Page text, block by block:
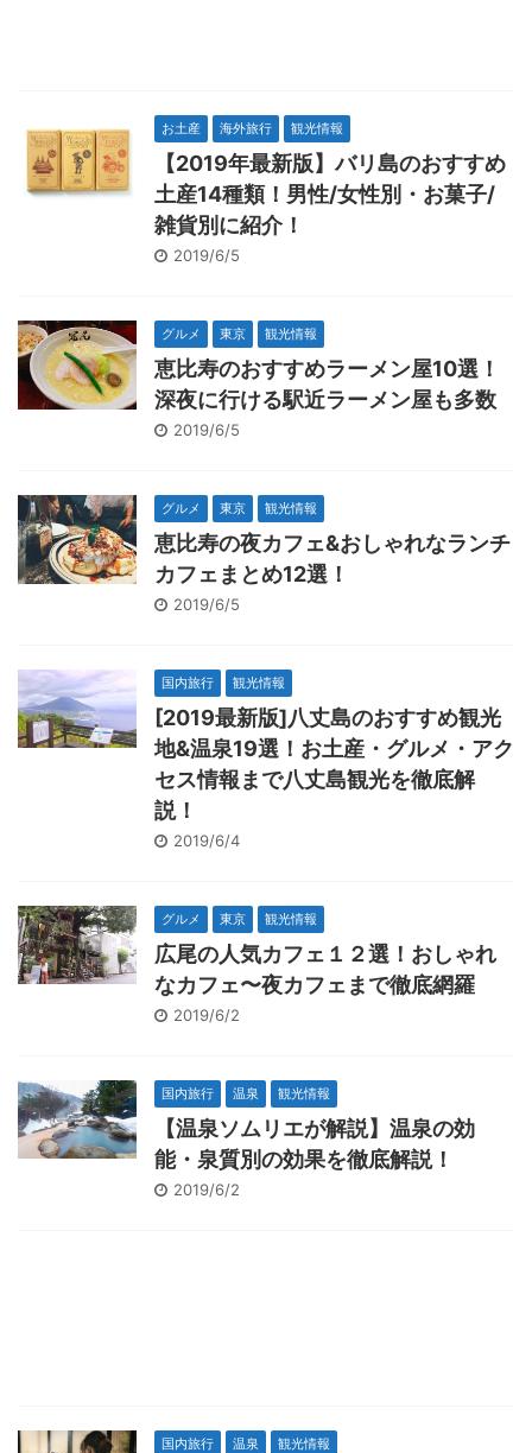
お土産 海外旅行 観光情報
【2019年最新版】バリ島のおすすめ
土産14種類！男性/女性別・お菓子/
雑貨別に紹介！
2019/6/5
グルメ 東京 観光情報
恵比寿のおすすめラーメン屋10選！
深夜に行ける駅近ラーメン屋も多数
2019/6/5
グルメ 東京 観光情報
恵比寿の夜カフェ&おしゃれなランチ
カフェまとめ12選！
2019/6/5
国内旅行 観光情報
[2019最新版]八丈島のおすすめ観光
地&温泉19選！お土産・グルメ・アク
セス情報まで八丈島観光を徹底解
説！
2019/6/4
グルメ 東京 観光情報
広尾の人気カフェ１２選！おしゃれ
なカフェ〜夜カフェまで徹底網羅
2019/6/2
国内旅行 温泉 観光情報
【温泉ソムリエが解説】温泉の効
能・泉質別の効果を徹底解説！
2019/6/2
国内旅行 温泉 観光情報